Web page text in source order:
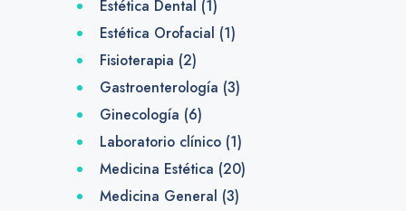
Estética Dental (1)
Estética Orofacial (1)
Fisioterapia (2)
Gastroenterología (3)
Ginecología (6)
Laboratorio clínico(1)
Medicina Estética (20)
Medicina General (3)